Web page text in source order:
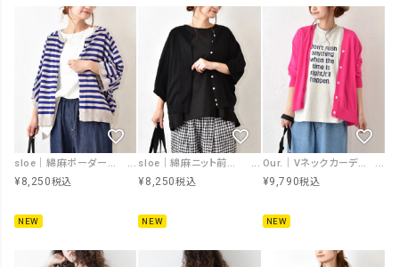
¥8,250税込
NEW
¥8,250税込
NEW
Our.｜Vネックカーデ [[Ou-CD-08]][C]
¥9,790税込
NEW